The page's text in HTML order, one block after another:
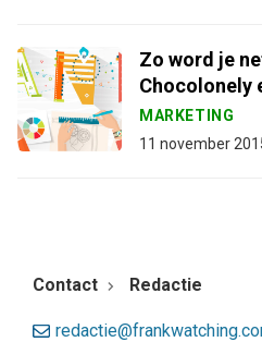
Zo word je
Chocolonely
MARKETING
11 november
Contact Redactie